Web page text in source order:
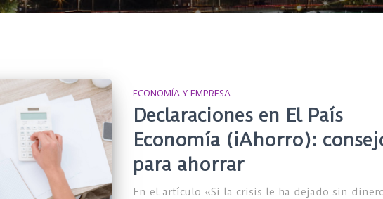
ECONOMÍA Y EMPRESA
Declaraciones en El País
Economía (iAhorro):
para ahorrar
En el artículo «Si la crisis le ha dejado sin